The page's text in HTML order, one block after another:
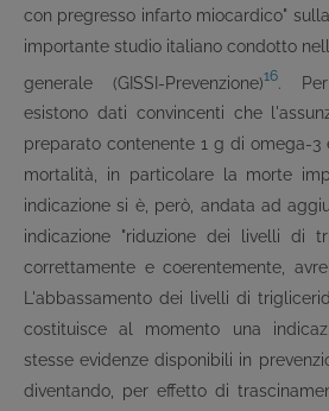
con pregresso infarto miocardico"
importante studio italiano condotto
generale (GISSI-Prevenzione)16. Per
esistono dati convincenti che
preparato contenente 1 g di omega-3
mortalità, in particolare la morte
indicazione si è, però, andata ad
indicazione "riduzione dei livelli di
correttamente e coerentemente,
L'abbassamento dei livelli di
costituisce al momento una
stesse evidenze disponibili in
diventando, per effetto di